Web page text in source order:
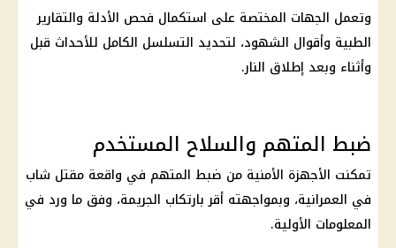
وتعمل الجهات المختصة على استكمال فحص الأدلة والتقارير
الطبية وأقوال الشهود، لتحديد التسلسل الكامل للأحداث قبل
وأثناء وبعد إطلاق النار.
ضبط المتهم والسلاح المستخدم
تمكنت الأجهزة الأمنية من ضبط المتهم في واقعة مقتل شاب
في العمرانية، وبمواجهته أقر بارتكاب الجريمة، وفق ما ورد في
المعلومات الأولية.